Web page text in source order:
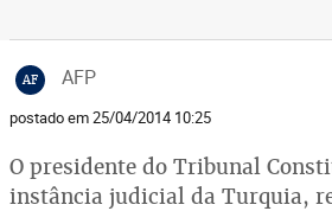
AF AFP
postado em 25/04/2014 10:25
O presidente do Tribunal
instância judicial da Turquia,